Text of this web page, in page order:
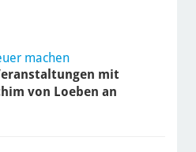
machen
mit
von Loeben an